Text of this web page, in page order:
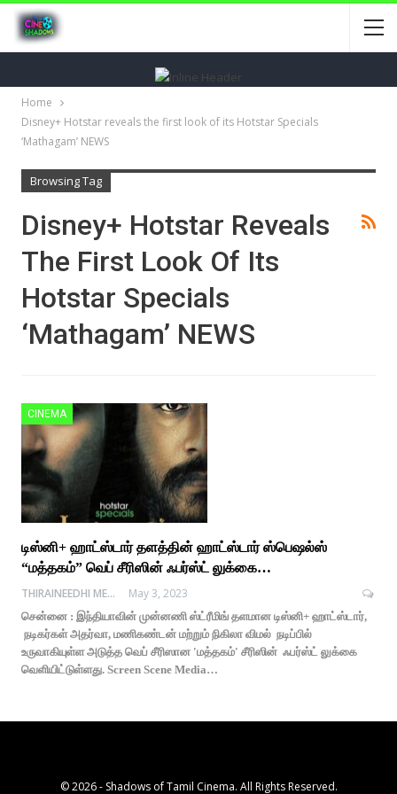
Home
Disney+ Hotstar reveals the first look of its Hotstar Specials
‘Mathagam’ NEWS
Browsing Tag
Disney+ Hotstar Reveals
The First Look Of Its
Hotstar Specials
‘Mathagam’ NEWS
CINEMA
டிஸ்னி+ ஹாட்ஸ்டார் தளத்தின் ஹாட்ஸ்டார் ஸ்பெஷல்ஸ்
“மத்தகம்” வெப் சீரிஸின் ஃபர்ஸ்ட் லுக்கை…
THIRAINEEDHI MEDIA
May 3, 2023
சென்னை : இந்தியாவின் முன்னணி ஸ்ட்ரீமிங் தளமான டிஸ்னி+ ஹாட்ஸ்டார்,
நடிகர்கள் அதர்வா, மணிகண்டன் மற்றும் நிகிலா விமல் நடிப்பில்
உருவாகியுள்ள அடுத்த வெப் சீரிஸான 'மத்தகம்' சீரிஸின் ஃபர்ஸ்ட் லுக்கை
வெளியிட்டுள்ளது. Screen Scene Media…
© 2026 - Shadows of Tamil Cinema. All Rights Reserved.